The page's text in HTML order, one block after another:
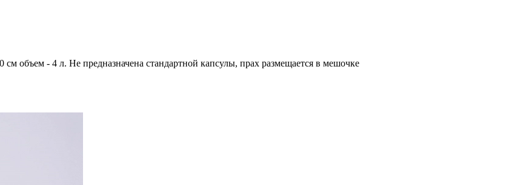
объем - 4 л. Не предназначена стандартной капсулы, прах размещается в мешочке